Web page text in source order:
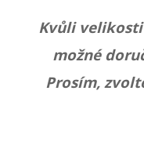
Kvůli
možné
Prosím,